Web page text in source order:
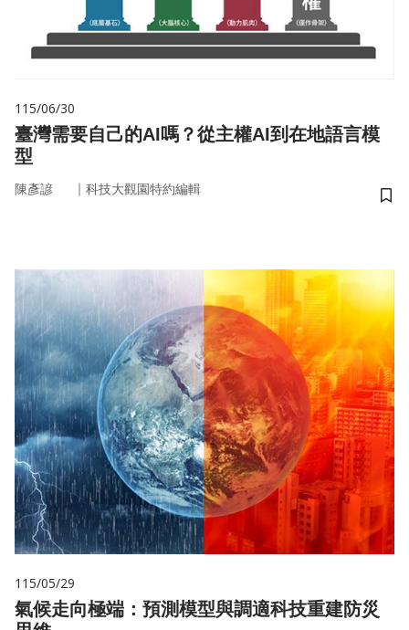
115/06/30
臺灣需要自己的AI嗎？從主權AI到在地語言模
型
陳彥諺 ｜ 科技大觀園特約編輯
儲
115/05/29
氣候走向極端：預測模型與調適科技重建防災